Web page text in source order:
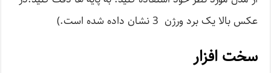
عکس بالا یک برد ورژن 3 نشان داده شده است.)
سخت افزار